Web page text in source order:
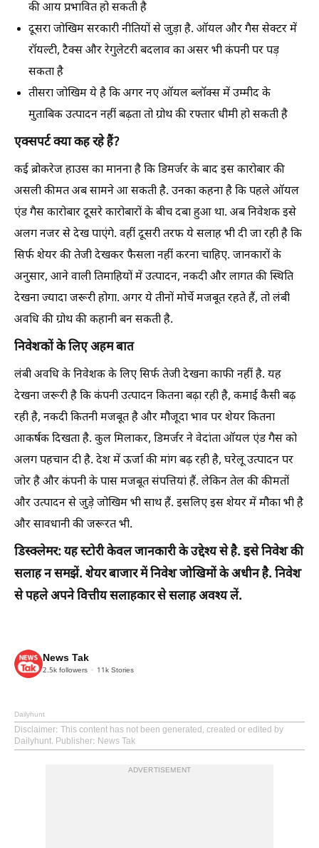
की आय प्रभावित हो सकती है
दूसरा जोखिम सरकारी नीतियों से जुड़ा है. ऑयल और गैस सेक्टर में
रॉयल्टी, टैक्स और रेगुलेटरी बदलाव का असर भी कंपनी पर पड़
सकता है
तीसरा जोखिम ये है कि अगर नए ऑयल ब्लॉक्स में उम्मीद के
मुताबिक उत्पादन नहीं बढ़ता तो ग्रोथ की रफ्तार धीमी हो सकती है
एक्सपर्ट क्या कह रहे हैं?
कई ब्रोकरेज हाउस का मानना है कि डिमर्जर के बाद इस कारोबार की
असली कीमत अब सामने आ सकती है. उनका कहना है कि पहले ऑयल
एंड गैस कारोबार दूसरे कारोबारों के बीच दबा हुआ था. अब निवेशक इसे
अलग नजर से देख पाएंगे. वहीं दूसरी तरफ ये सलाह भी दी जा रही है कि
सिर्फ शेयर की तेजी देखकर फैसला नहीं करना चाहिए. जानकारों के
अनुसार, आने वाली तिमाहियों में उत्पादन, नकदी और लागत की स्थिति
देखना ज्यादा जरूरी होगा. अगर ये तीनों मोर्चे मजबूत रहते हैं, तो लंबी
अवधि की ग्रोथ की कहानी बन सकती है.
निवेशकों के लिए अहम बात
लंबी अवधि के निवेशक के लिए सिर्फ तेजी देखना काफी नहीं है. यह
देखना जरूरी है कि कंपनी उत्पादन कितना बढ़ा रही है, कमाई कैसी बढ़
रही है, नकदी कितनी मजबूत है और मौजूदा भाव पर शेयर कितना
आकर्षक दिखता है. कुल मिलाकर, डिमर्जर ने वेदांता ऑयल एंड गैस को
अलग पहचान दी है. देश में ऊर्जा की मांग बढ़ रही है, घरेलू उत्पादन पर
जोर है और कंपनी के पास मजबूत संपत्तियां हैं. लेकिन तेल की कीमतों
और उत्पादन से जुड़े जोखिम भी साथ हैं. इसलिए इस शेयर में मौका भी है
और सावधानी की जरूरत भी.
डिस्क्लेमर:यह स्टोरी केवल जानकारी के उद्देश्य से है. इसे निवेश की
सलाह न समझें. शेयर बाजार में निवेश जोखिमों के अधीन है. निवेश
से पहले अपने वित्तीय सलाहकार से सलाह अवश्य लें.
News Tak
2.5k followers 11k Stories
Dailyhunt
Disclaimer: This content has not been generated, created or edited by
Dailyhunt. Publisher: News Tak
ADVERTISEMENT